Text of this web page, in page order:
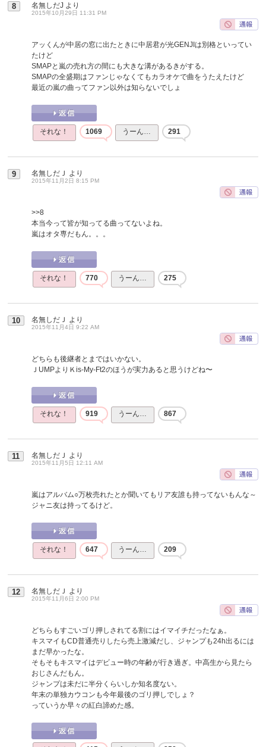
8 名無しだJ より
2015年10月29日 11:31 PM
アッくんが中居の窓に出たときに中居君が光GENJIは別格といってい
たけど
SMAPと嵐の売れ方の間にも大きな溝があるきがする。
SMAPの全盛期はファンじゃなくてもカラオケで曲をうたえたけど
最近の嵐の曲ってファン以外は知らないでしょ
それな！ 1069 うーん… 291
9 名無しだＪ より
2015年11月2日 8:15 PM
>>8
本当今って皆が知ってる曲ってないよね。
嵐はオタ専だもん。。。
それな！ 770 うーん… 275
10 名無しだＪ より
2015年11月4日 9:22 AM
どちらも後継者とまではいかない。
ＪUMPよりＫis-My-Ft2のほうが実力あると思うけどね〜
それな！ 919 うーん… 867
11 名無しだＪ より
2015年11月5日 12:11 AM
嵐はアルバム○万枚売れたとか聞いてもリア友誰も持ってないもんな～
ジャニ友は持ってるけど。
それな！ 647 うーん… 209
12 名無しだＪ より
2015年11月6日 2:00 PM
どちらもすごいゴリ押しされてる割にはイマイチだったなぁ。
キスマイもCD普通売りしたら売上激減だし、ジャンプも24h出るには
まだ早かったな。
そもそもキスマイはデビュー時の年齢が行き過ぎ。中高生から見たら
おじさんだもん。
ジャンプは未だに半分くらいしか知名度ない。
年末の単独カウコンも今年最後のゴリ押しでしょ？
っていうか早々の紅白諦めた感。